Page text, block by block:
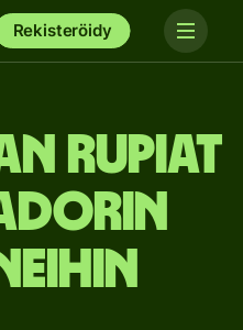
Rekisteröidy
rupiat